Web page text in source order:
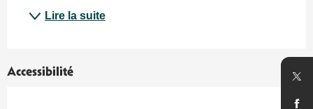
Lire la suite
Accessibilité